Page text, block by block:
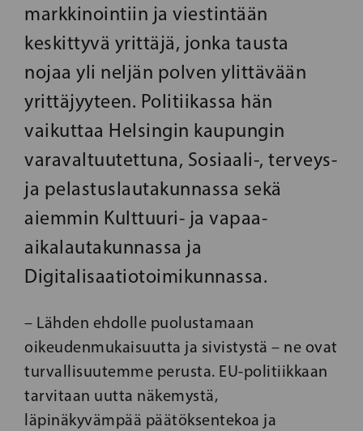
markkinointiin ja viestintään
keskittyvä yrittäjä, jonka tausta
nojaa yli neljän polven ylittävään
yrittäjyyteen. Politiikassa hän
vaikuttaa Helsingin kaupungin
varavaltuutettuna, Sosiaali-, terveys-
ja pelastuslautakunnassa sekä
aiemmin Kulttuuri- ja vapaa-
aikalautakunnassa ja
Digitalisaatiotoimikunnassa.
– Lähden ehdolle puolustamaan
oikeudenmukaisuutta ja sivistystä – ne ovat
turvallisuutemme perusta. EU-politiikkaan
tarvitaan uutta näkemystä,
läpinäkyvämpää päätöksentekoa ja